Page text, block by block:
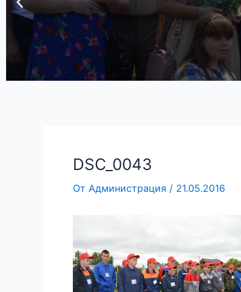
DSC_0043
От Администрация / 21.05.2016